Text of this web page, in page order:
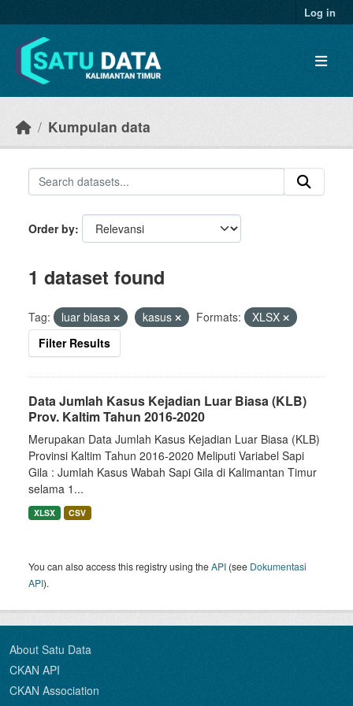
Log in
Kumpulan data
Order by
1 dataset found
Tag: luar biasa kasus Formats:
XLSX
Filter Results
Data Jumlah Kasus Kejadian Luar Biasa (KLB)
Prov. Kaltim Tahun 2016-2020
Merupakan Data Jumlah Kasus Kejadian Luar Biasa (KLB)
Provinsi Kaltim Tahun 2016-2020 Meliputi Variabel Sapi
Gila : Jumlah Kasus Wabah Sapi Gila di Kalimantan Timur
selama 1...
XLSX CSV
You can also access this registry using theAPI (see Dokumentasi
API).
About Satu Data
CKAN API
CKAN Association